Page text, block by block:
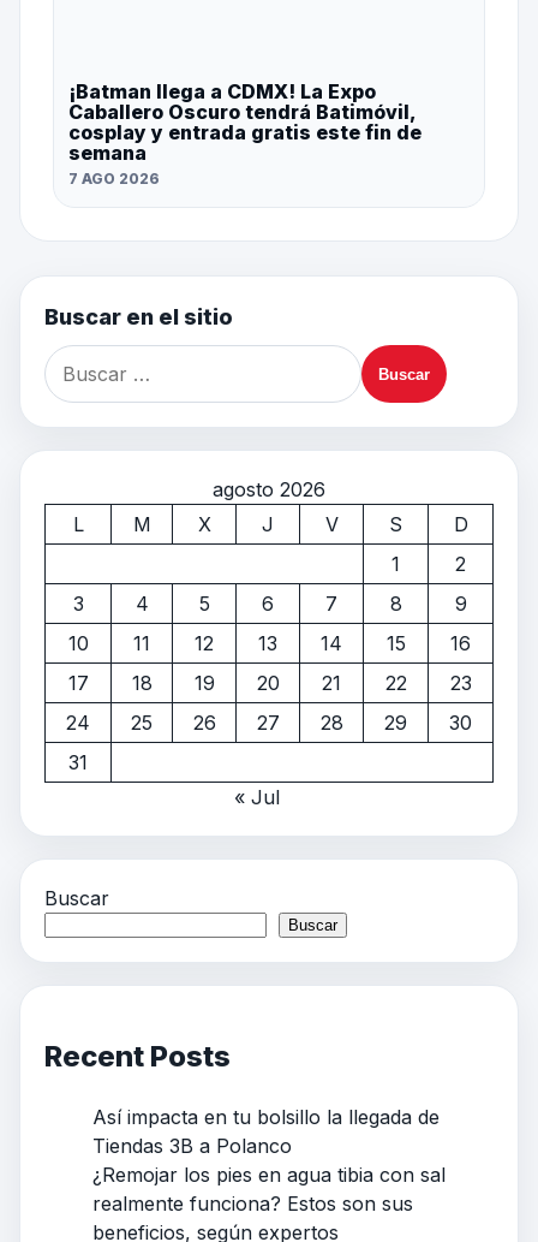
¡Batman llega a CDMX! La Expo
Caballero Oscuro tendrá Batimóvil,
cosplay y entrada gratis este fin de
semana
7 AGO 2026
Buscar en el sitio
agosto 2026
L
M X J V S
D
1
2
3
4 5 6 7 8
9
10
11 12 13 14 15
16
17
18 19 20 21 22
23
24
25 26 27 28 29
30
31
« Jul
Buscar
Buscar
Recent Posts
Así impacta en tu bolsillo la llegada de
Tiendas 3B a Polanco
¿Remojar los pies en agua tibia con sal
realmente funciona? Estos son sus
beneficios, según expertos